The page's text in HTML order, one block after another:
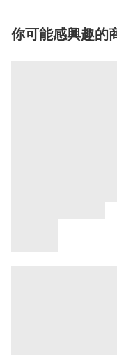
你可能感興趣的